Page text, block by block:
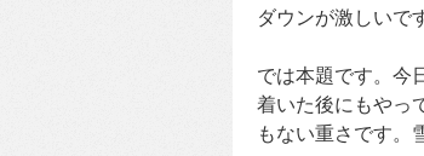
ダウンが激しいで
では本題です。今
着いた後にもやっ
もない重さです。